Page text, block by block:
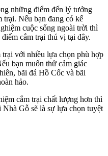
những điểm đến lý tưởng
trại. Nếu bạn đang có kế
cuộc sống ngoài trời thì
cắm trại thú vị tại đây.
với nhiều lựa chọn phù hợp
bạn muốn thử cảm giác
bãi đá Hồ Cốc và bãi
hảo.
cắm trại chất lượng hơn thì
Gỗ sẽ là sự lựa chọn tuyệt